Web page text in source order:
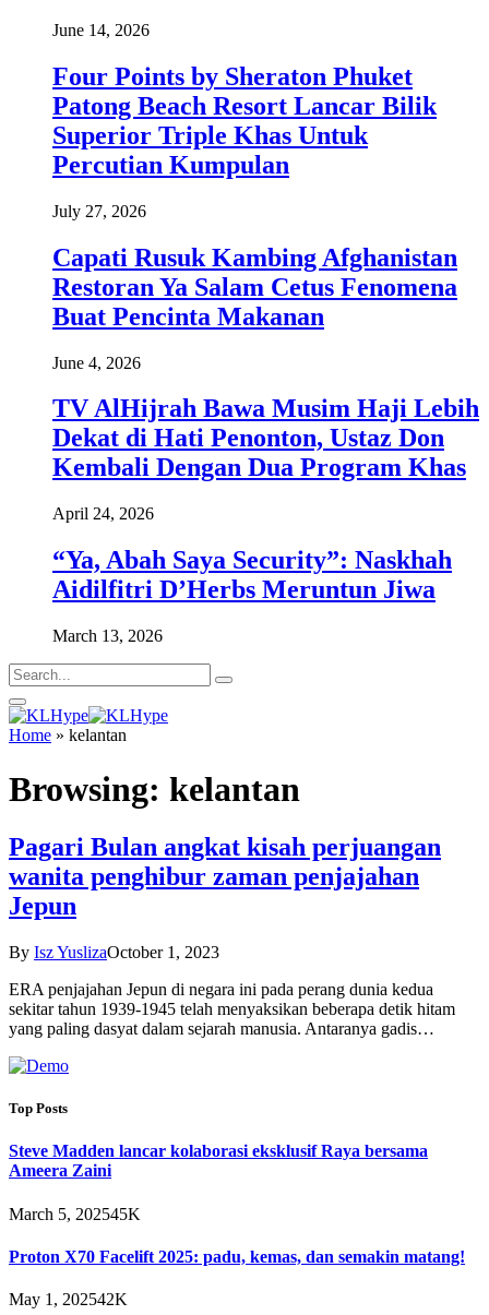
June 14, 2026
Four Points by Sheraton Phuket
Patong Beach Resort Lancar Bilik
Superior Triple Khas Untuk
Percutian Kumpulan
July 27, 2026
Capati Rusuk Kambing Afghanistan
Restoran Ya Salam Cetus Fenomena
Buat Pencinta Makanan
June 4, 2026
TV AlHijrah Bawa Musim Haji Lebih
Dekat di Hati Penonton, Ustaz Don
Kembali Dengan Dua Program Khas
April 24, 2026
“Ya, Abah Saya Security”: Naskhah
Aidilfitri D’Herbs Meruntun Jiwa
March 13, 2026
Home » kelantan
Browsing: kelantan
Pagari Bulan angkat kisah perjuangan
wanita penghibur zaman penjajahan
Jepun
By Isz YuslizaOctober 1, 2023
ERA penjajahan Jepun di negara ini pada perang dunia kedua
sekitar tahun 1939-1945 telah menyaksikan beberapa detik hitam
yang paling dasyat dalam sejarah manusia. Antaranya gadis…
Top Posts
Steve Madden lancar kolaborasi eksklusif Raya bersama
Ameera Zaini
March 5, 202545K
Proton X70 Facelift 2025: padu, kemas, dan semakin matang!
May 1, 202542K